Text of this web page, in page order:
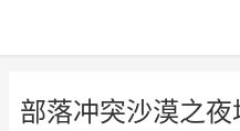
部落冲突沙漠之